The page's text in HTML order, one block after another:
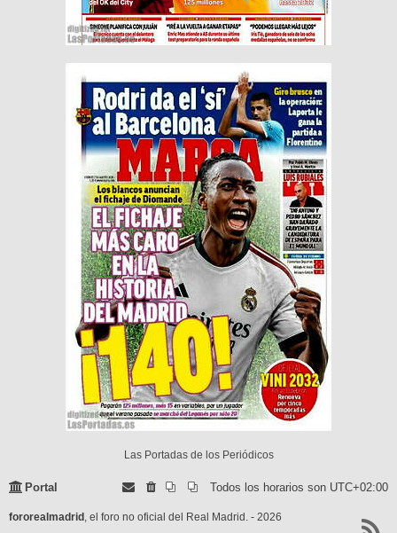
Las Portadas de los Periódicos
Portal Todos los horarios son UTC+02:00
fororealmadrid , el foro no oficial del Real Madrid. - 2026